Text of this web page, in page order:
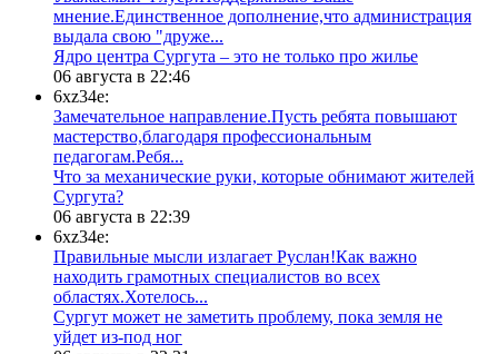
мнение.Единственное дополнение,что администрация
выдала свою "друже...
​Ядро центра Сургута ‒ это не только про жилье
06 августа в 22:46
6xz34e:
Замечательное направление.Пусть ребята повышают
мастерство,благодаря профессиональным
педагогам.Ребя...
​Что за механические руки, которые обнимают жителей
Сургута?
06 августа в 22:39
6xz34e:
Правильные мысли излагает Руслан!Как важно
находить грамотных специалистов во всех
областях.Хотелось...
Сургут может не заметить проблему, пока земля не
уйдет из-под ног